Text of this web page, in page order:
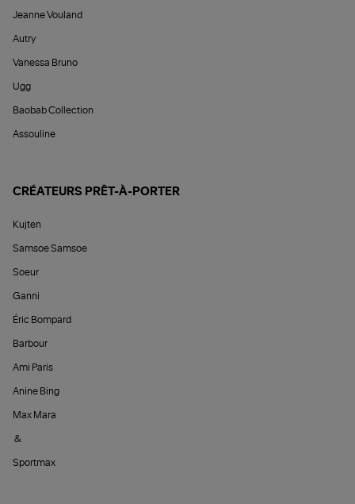
Jeanne Vouland
Autry
Vanessa Bruno
Ugg
Baobab Collection
Assouline
CRÉATEURS PRÊT-À-PORTER
Kujten
Samsoe Samsoe
Soeur
Ganni
Éric Bompard
Barbour
Ami Paris
Anine Bing
Max Mara
&
Sportmax